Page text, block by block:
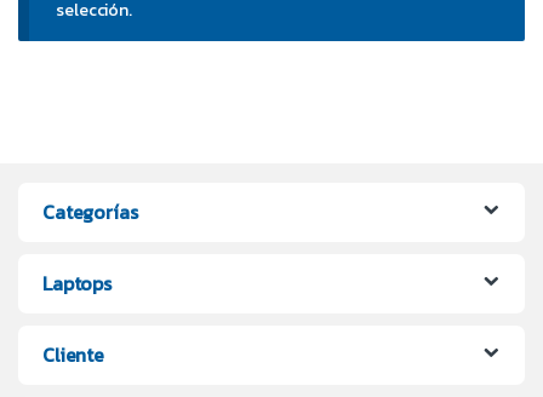
selección.
Categorías
Laptops
Cliente